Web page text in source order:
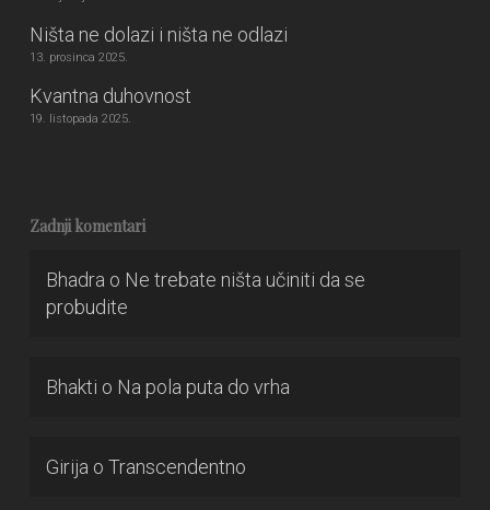
Ništa ne dolazi i ništa ne odlazi
13. prosinca 2025.
Kvantna duhovnost
19. listopada 2025.
Zadnji komentari
Bhadra o Ne trebate ništa učiniti da se
probudite
Bhakti o Na pola puta do vrha
Girija o Transcendentno